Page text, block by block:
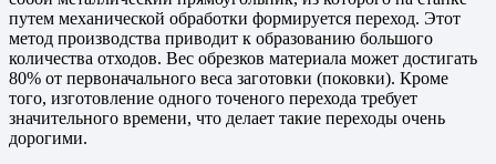
путем механической обработки формируется переход. Этот
метод производства приводит к образованию большого
количества отходов. Вес обрезков материала может достигать
80% от первоначального веса заготовки (поковки). Кроме
того, изготовление одного точеного перехода требует
значительного времени, что делает такие переходы очень
дорогими.